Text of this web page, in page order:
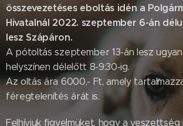
összevezetéses eboltás idén a
Hivatalnál 2022. szeptember 6-án
lesz Szápáron.
A pótoltás szeptember 13-án lesz
helyszínen délelőtt 8-9:30-ig.
Az oltás ára 6000,- Ft, amely
féregtelenítés árát is.
Felhívjuk figyelmüket, hogy a veszettség